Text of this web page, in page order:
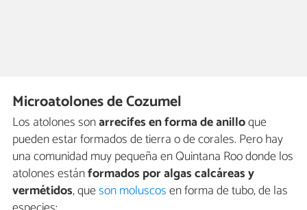
Microatolones de Cozumel
Los atolones sonarrecifes en forma de anilloque
pueden estar formados de tierra o de corales. Pero hay
una comunidad muy pequeña en Quintana Roo donde los
atolones estánformados por algas calcáreas y
vermétidos, queson moluscosen forma de tubo, de las